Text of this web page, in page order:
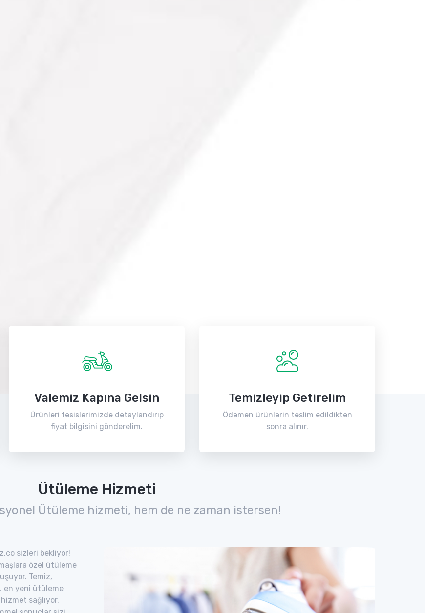
Valemiz Kapına Gelsin
Ürünleri tesislerimizde detaylandırıp
fiyat bilgisini gönderelim.
Temizleyip Getirelim
Ödemen ürünlerin teslim edildikten
sonra alınır.
Ütüleme Hizmeti
Ütüleme hizmeti, hem de ne zaman istersen!
sizleri bekliyor!
özel ütüleme
Temiz,
en yeni ütüleme
sağlıyor.